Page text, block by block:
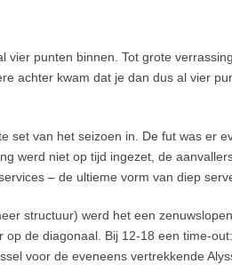
punten binnen. Tot grote
achter kwam dat je dan dus al vier
set van het seizoen in. De fut was er
werd niet op tijd ingezet, de
– de ultieme vorm van diep
structuur) werd het een
de diagonaal. Bij 12-18 een time-
voor de eveneens vertrekkende